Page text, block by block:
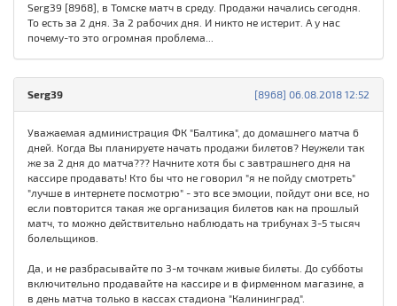
Serg39 [8968], в Томске матч в среду. Продажи начались сегодня.
То есть за 2 дня. За 2 рабочих дня. И никто не истерит. А у нас
почему-то это огромная проблема...
[8968] 06.08.2018 12:52
Serg39
Уважаемая администрация ФК "Балтика", до домашнего матча 6
дней. Когда Вы планируете начать продажи билетов? Неужели так
же за 2 дня до матча??? Начните хотя бы с завтрашнего дня на
кассире продавать! Кто бы что не говорил "я не пойду смотреть"
"лучше в интернете посмотрю" - это все эмоции, пойдут они все, но
если повторится такая же организация билетов как на прошлый
матч, то можно действительно наблюдать на трибунах 3-5 тысяч
болельщиков.
Да, и не разбрасывайте по 3-м точкам живые билеты. До субботы
включительно продавайте на кассире и в фирменном магазине, а
в день матча только в кассах стадиона "Калининград".